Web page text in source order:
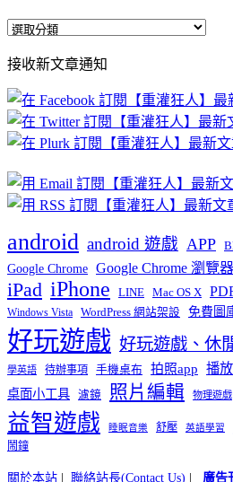
全
文
章
分
類
接收新文章通知
android android 遊戲 APP
Google Chrome Google Chrome 瀏覽器
iPad iPhone LINE Mac OS X
Windows Vista WordPress 網站架設 免費圖
好玩遊戲 好玩遊戲、休
學英語 待辦事項 手機桌布 拍照app 播
桌面小工具 濾鏡 照片編輯 物理遊戲
益智遊戲 睡眠音樂 舒壓 英語學習
鬧鐘
關於本站 | 聯絡站長(Contact Us) | 廣告